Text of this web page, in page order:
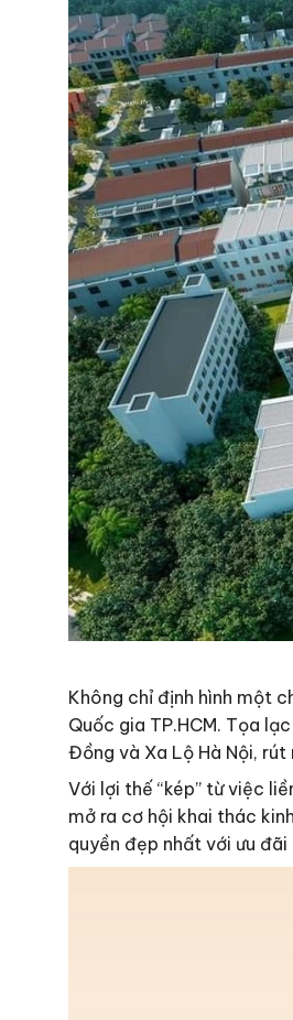
Không chỉ định hình một
Quốc gia TP.HCM. Tọa
Đồng và Xa Lộ Hà Nội,
Với lợi thế “kép” từ việc
mở ra cơ hội khai thác
quyền đẹp nhất với ưu